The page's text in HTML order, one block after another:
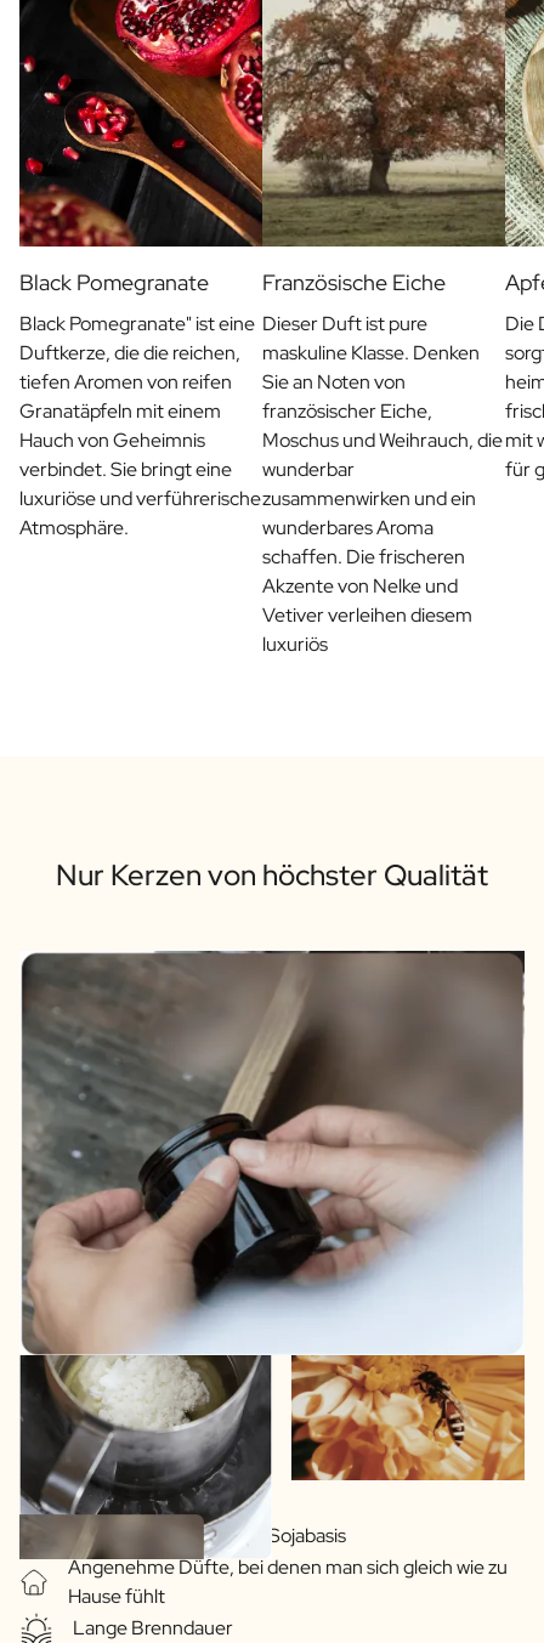
Valentinstagsgeschenk
Muttertagsgeschenk
Geburt
Willst du meine Patin sein? Geschenk
Willst du mein Pate sein? Geschenk
Gender Reveal Geschenke
Mutterschaftsgeschenk
Originaler Taufzucker
Willst du mein Trauzeuge sein? Geschenk
Heiratsantrags Geschenk
Spendenaktion für Junggesellenabschiede
Hochzeits Danke Geschenke
Hochzeitstag Geschenk
Herzlichen Glückwunsch zu Ihrem Hochzeitsgeschenk
Tischanordnung
Bericht über ein Geschenk
Rubbellos-Geschenk
Geschenk für Sie
Kontakt
Black Pomegranate
Black Pomegranate" ist eine
Duftkerze, die die reichen,
tiefen Aromen von reifen
Granatäpfeln mit einem
Hauch von Geheimnis
verbindet. Sie bringt eine
luxuriöse und verführerische
Atmosphäre.
Französische Eiche
Dieser Duft ist pure
maskuline Klasse. Denken
Sie an Noten von
französischer Eiche,
Moschus und Weihrauch, die
wunderbar
zusammenwirken und ein
wunderbares Aroma
schaffen. Die frischeren
Akzente von Nelke und
Vetiver verleihen diesem
luxuriös
Die
mit
für
Nur Kerzen von höchster Qualität
Pflanzliche Wachse auf Sojabasis
Angenehme Düfte, bei denen man sich gleich wie zu
Hause fühlt
Lange Brenndauer